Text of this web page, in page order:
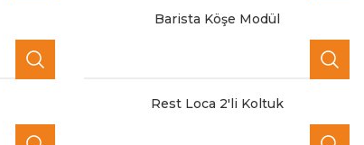
Barista Köşe Modül
Rest Loca 2'li Koltuk